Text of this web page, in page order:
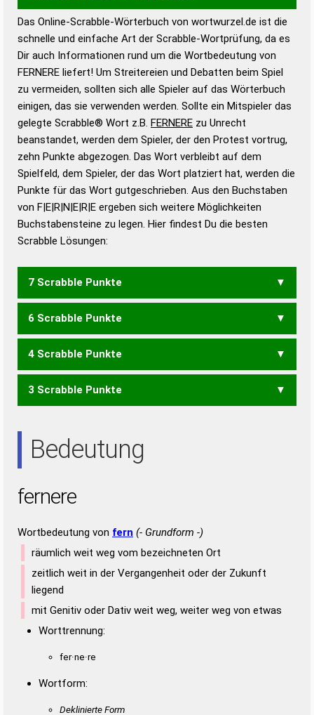
Wortwurzel liefert mit Hilfe eines semantischen
Wortanalyse-Algorithmus gute Anhaltspunkte zu
Wortbedeutung, Worttrennung und Wortform, um die
Gültigkeit eines Wortes für das Scrabble-Spiel zu
bestimmen!
zugelassene Turnier Scrabble-
Wörterbücher sind:
Duden – Standardwerk in 12 Bänden
Duden – Richtiges und gutes
Deutsch
Duden – Die deutsche Grammatik
Duden – Deutsches
Das Online-Scrabble-Wörterbuch von wortwurzel.de ist die
schnelle und einfache Art der Scrabble-Wortprüfung, da es
Dir auch Informationen rund um die Wortbedeutung von
FERNERE liefert! Um Streitereien und Debatten beim Spiel
zu vermeiden, sollten sich alle Spieler auf das Wörterbuch
einigen, das sie verwenden werden. Sollte ein Mitspieler das
gelegte Scrabble® Wort z.B. FERNERE zu Unrecht
beanstandet, werden dem Spieler, der den Protest vortrug,
zehn Punkte abgezogen. Das Wort verbleibt auf dem
Spielfeld, dem Spieler, der das Wort platziert hat, werden die
Punkte für das Wort gutgeschrieben. Aus den Buchstaben
von F|E|R|N|E|R|E ergeben sich weitere Möglichkeiten
Buchstabensteine zu legen. Hier findest Du die besten
Scrabble Lösungen:
7 Scrabble Punkte
FEEN
6 Scrabble Punkte
FEE
4 Scrabble Punkte
EREN NEER RENE
3 Scrabble Punkte
Bedeutung
fernere
Wortbedeutung von fern (- Grundform -)
räumlich weit weg vom bezeichneten Ort
zeitlich weit in der Vergangenheit oder der Zukunft
liegend
mit Genitiv oder Dativ weit weg, weiter weg von etwas
Worttrennung:
fer·ne·re
Wortform:
Deklinierte Form